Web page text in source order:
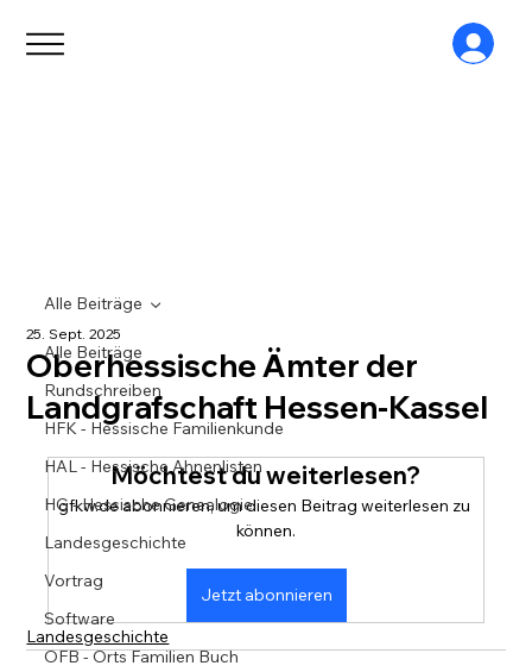
Alle Beiträge
Rundschreiben
HFK - Hessische Familienkunde
HAL - Hessische Ahnenlisten
HG - Hessische Genealogie
Landesgeschichte
Vortrag
Software
OFB - Orts Familien Buch
Alle Beiträge
Oberhessische Ämter der
Landgrafschaft Hessen-Kassel
25. Sept. 2025
Möchtest du weiterlesen?
gfkw.de abonnieren, um diesen Beitrag weiterlesen zu
können.
Jetzt abonnieren
Landesgeschichte